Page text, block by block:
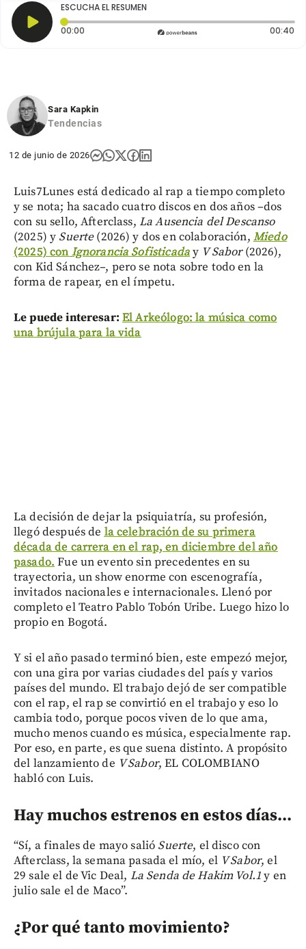
ESCUCHA EL RESUMEN
00:00 Tiempo transcurrido: 0 segundos 00:40
Sara Kapkin
Tendencias
12 de junio de 2026
Luis7Lunes está dedicado al rap a tiempo completo
y se nota; ha sacado cuatro discos en dos años –dos
con su sello, Afterclass, La Ausencia del Descanso
(2025) y Suerte(2026) y dos en colaboración, Miedo
(2025) con Ignorancia Sofisticaday V Sabor(2026),
con Kid Sánchez–, pero se nota sobre todo en la
forma de rapear, en el ímpetu.
Le puede interesar: El Arkeólogo: la música como
una brújula para la vida
La decisión de dejar la psiquiatría, su profesión,
llegó después de la celebración de su primera
década de carrera en el rap, en diciembre del año
pasado. Fue un evento sin precedentes en su
trayectoria, un show enorme con escenografía,
invitados nacionales e internacionales. Llenó por
completo el Teatro Pablo Tobón Uribe. Luego hizo lo
propio en Bogotá.
Y si el año pasado terminó bien, este empezó mejor,
con una gira por varias ciudades del país y varios
países del mundo. El trabajo dejó de ser compatible
con el rap, el rap se convirtió en el trabajo y eso lo
cambia todo, porque pocos viven de lo que ama,
mucho menos cuando es música, especialmente rap.
Por eso, en parte, es que suena distinto. A propósito
del lanzamiento de V Sabor, EL COLOMBIANO
habló con Luis.
Hay muchos estrenos en estos días...
“Sí, a finales de mayo salió Suerte, el disco con
Afterclass, la semana pasada el mío, el V Sabor, el
29 sale el de Vic Deal, La Senda de Hakim Vol.1y en
julio sale el de Maco”.
¿Por qué tanto movimiento?